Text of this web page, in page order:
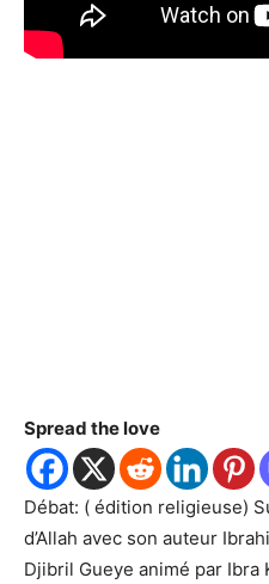
Spread the love
Débat: ( édition religieuse)
d’Allah avec son auteur
Djibril Gueye animé par Ibra